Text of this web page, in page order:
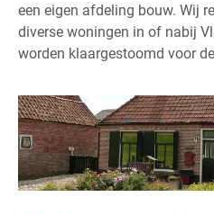
een eigen afdeling bouw. Wij
diverse woningen in of nabij
worden klaargestoomd voor